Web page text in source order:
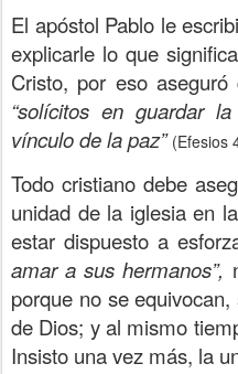
El apóstol Pablo le
explicarle lo que
Cristo, por eso
“solícitos en guardar
vínculo de la paz” (Efesios
Todo cristiano debe
unidad de la iglesia en
estar dispuesto a
amar a sus hermanos”,
porque no se
de Dios; y al mismo
Insisto una vez más, la